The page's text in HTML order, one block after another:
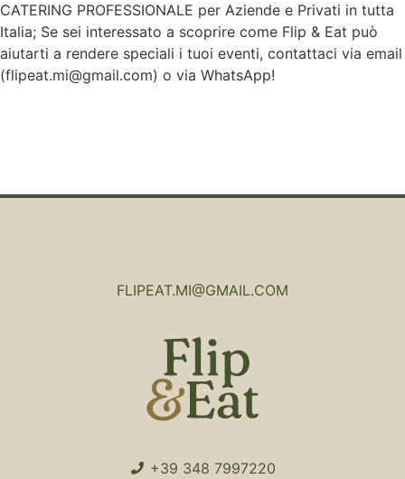
CATERING PROFESSIONALE per Aziende e Privati in tutta
Italia; Se sei interessato a scoprire come Flip & Eat può
aiutarti a rendere speciali i tuoi eventi, contattaci via email
(flipeat.mi@gmail.com) o via WhatsApp!
FLIPEAT.MI@GMAIL.COM
+39 348 7997220